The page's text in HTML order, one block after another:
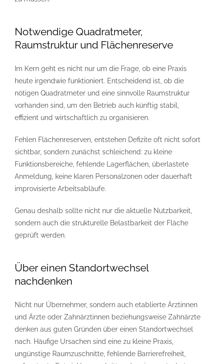
Notwendige Quadratmeter,
Raumstruktur und Flächenreserve
Im Kern geht es nicht nur um die Frage, ob eine Praxis
heute irgendwie funktioniert. Entscheidend ist, ob die
nötigen Quadratmeter und eine sinnvolle Raumstruktur
vorhanden sind, um den Betrieb auch künftig stabil,
effizient und wirtschaftlich zu organisieren.
Fehlen Flächenreserven, entstehen Defizite oft nicht sofort
sichtbar, sondern zunächst schleichend: zu kleine
Funktionsbereiche, fehlende Lagerflächen, überlastete
Anmeldung, keine klaren Personalzonen oder dauerhaft
improvisierte Arbeitsabläufe.
Genau deshalb sollte nicht nur die aktuelle Nutzbarkeit,
sondern auch die strukturelle Belastbarkeit der Fläche
geprüft werden.
Über einen Standortwechsel
nachdenken
Nicht nur Übernehmer, sondern auch etablierte Ärztinnen
und Ärzte oder Zahnärztinnen beziehungsweise Zahnärzte
denken aus guten Gründen über einen Standortwechsel
nach. Häufige Ursachen sind eine zu kleine Praxis,
ungünstige Raumzuschnitte, fehlende Barrierefreiheit,